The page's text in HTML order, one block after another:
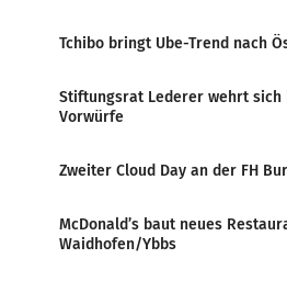
Tchibo bringt Ube-Trend nach
Stiftungsrat Lederer wehrt sich
Vorwürfe
Zweiter Cloud Day an der FH
McDonald’s baut neues
Waidhofen/Ybbs